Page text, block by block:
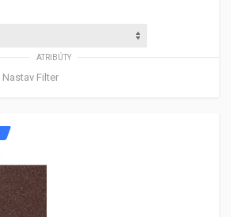
ATRIBÚTY
Nastav Filter